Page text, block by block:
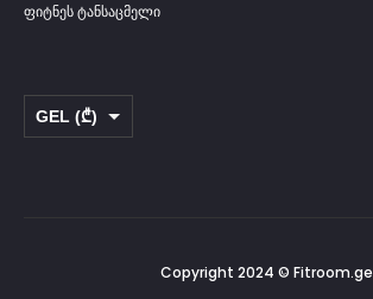
ფიტნეს ტანსაცმელი
GEL (₾)
Copyright 2024 © Fitroom.ge